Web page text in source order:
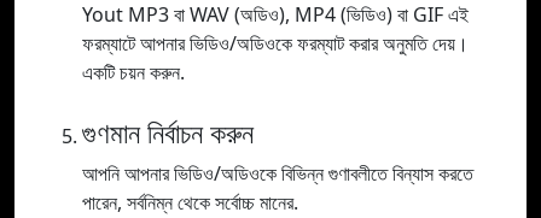
Yout MP3 বা WAV (অডিও), MP4 (ভিডিও) বা GIF এই
ফরম্যাটে আপনার ভিডিও/অডিওকে ফরম্যাট করার অনুমতি দেয়।
একটি চয়ন করুন.
গুণমান নির্বাচন করুন
আপনি আপনার ভিডিও/অডিওকে বিভিন্ন গুণাবলীতে বিন্যাস করতে
পারেন, সর্বনিম্ন থেকে সর্বোচ্চ মানের.